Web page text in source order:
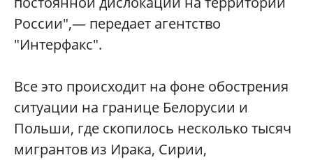
России",— передает агентство
"Интерфакс".
Все это происходит на фоне обострения
ситуации на границе Белорусии и
Польши, где скопилось несколько тысяч
мигрантов из Ирака, Сирии,